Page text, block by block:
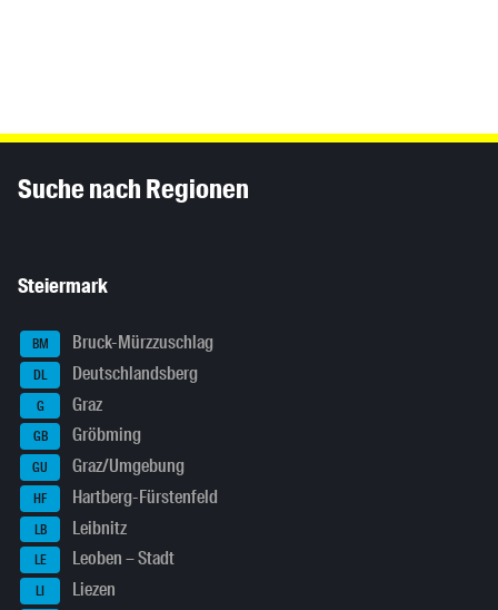
Suche nach Regionen
Steiermark
BM Bruck-Mürzzuschlag
DL Deutschlandsberg
G Graz
GB Gröbming
GU Graz/Umgebung
HF Hartberg-Fürstenfeld
LB Leibnitz
LE Leoben – Stadt
LI
Liezen